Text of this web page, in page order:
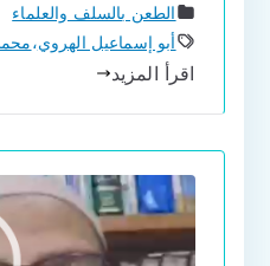
الطعن بالسلف والعلماء
أبو إسماعيل الهروي،
اقرأ المزيد